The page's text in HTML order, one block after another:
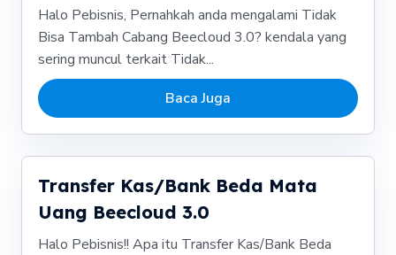
Halo Pebisnis, Pernahkah anda mengalami Tidak
Bisa Tambah Cabang Beecloud 3.0? kendala yang
sering muncul terkait Tidak...
Baca Juga
Transfer Kas/Bank Beda Mata
Uang Beecloud 3.0
Halo Pebisnis!! Apa itu Transfer Kas/Bank Beda